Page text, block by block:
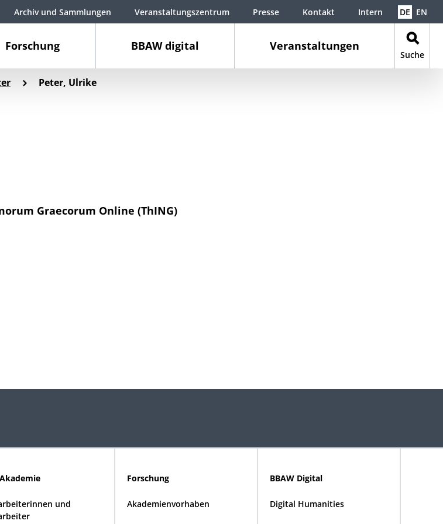
Forschung BBAW digital Veranstaltungen
Suche
Archiv und Sammlungen Veranstaltungszentrum Presse Kontakt Intern DE EN
Peter, Ulrike
Graecorum Online (ThING)
und
Forschung
Akademienvorhaben
BBAW Digital
Digital Humanities